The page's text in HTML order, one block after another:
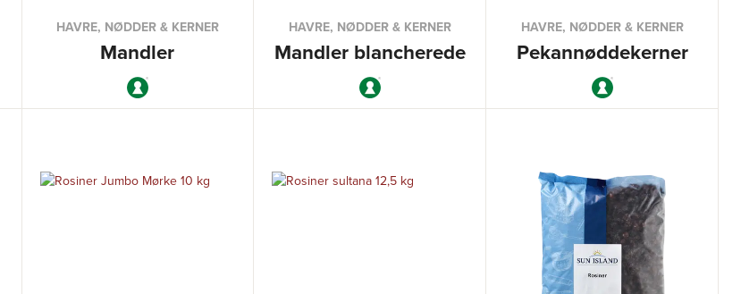
HAVRE, NØDDER & KERNER
Mandler
HAVRE, NØDDER & KERNER
Mandler blancherede
HAVRE, NØDDER & KERNER
Pekannøddekerner